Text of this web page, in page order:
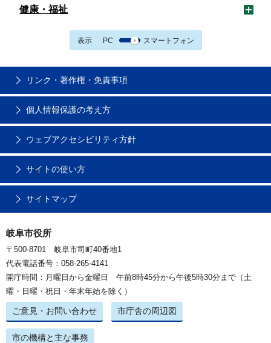
健康・福祉
表示 PC スマートフォン
リンク・著作権・免責事項
個人情報保護の考え方
ウェブアクセシビリティ方針
サイトの使い方
サイトマップ
岐阜市役所
〒500-8701 岐阜市司町40番地1
代表電話番号：058-265-4141
開庁時間：月曜日から金曜日 午前8時45分から午後5時30分まで（土
曜・日曜・祝日・年末年始を除く）
ご意見・お問い合わせ 市庁舎の周辺図
市の機構と主な事務